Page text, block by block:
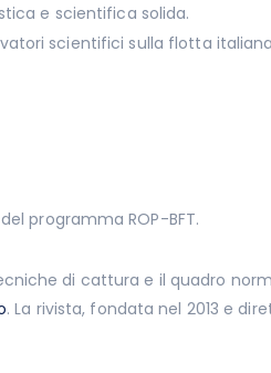
e scientifica solida.
scientifici sulla flotta
programma ROP-BFT.
di cattura e il quadro
. La rivista, fondata nel 2013 e